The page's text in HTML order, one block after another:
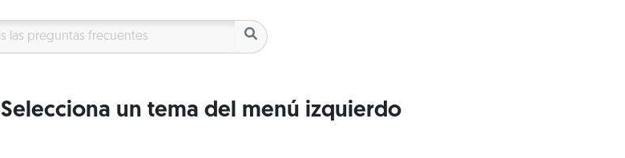
Selecciona un tema del menú izquierdo